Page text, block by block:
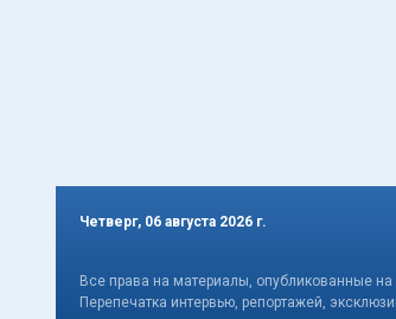
Четверг, 06 августа 2026 г.
Все права на материалы, опубликованные на
Перепечатка интервью, репортажей,